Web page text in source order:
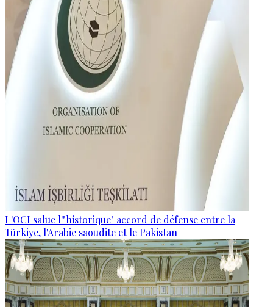
L'OCI salue l'"historique" accord de défense entre la
Türkiye, l'Arabie saoudite et le Pakistan